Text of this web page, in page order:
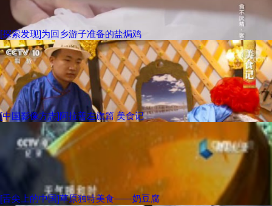
[探索发现]为回乡游子准备的盐焗鸡
[中国影像方志]阿拉善左旗篇 美食记
[舌尖上的中国]草原独特美食——奶豆腐